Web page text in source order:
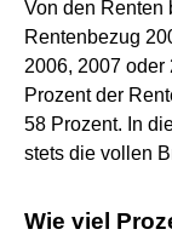
Von den Renten
Rentenbezug
2006, 2007 oder
Prozent der
58 Prozent. In
stets die vollen
Wie viel